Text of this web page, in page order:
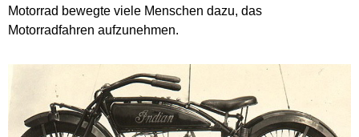
Motorrad bewegte viele Menschen dazu, das
Motorradfahren aufzunehmen.